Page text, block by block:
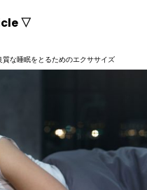
▽
な睡眠をとるためのエクササイズ